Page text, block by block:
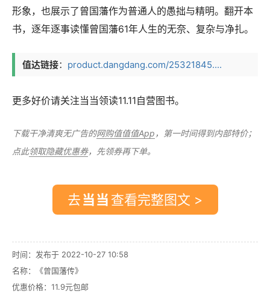
形象，也展示了曾国藩作为普通人的愚拙与精明。翻开本
书，逐年逐事读懂曾国藩61年人生的无奈、复杂与净扎。
值达链接： product.dangdang.com/25321845....
更多好价请关注当当领读11.11自营图书。
下载干净清爽无广告的网购值值值App ，第一时间得到内部特价；
点此领取隐藏优惠券，先领券再下单。
去 查看完整图文 >
时间：发布于 2022-10-27 10:58
名称：
《曾国藩传》
优惠价格： 11.9元包邮